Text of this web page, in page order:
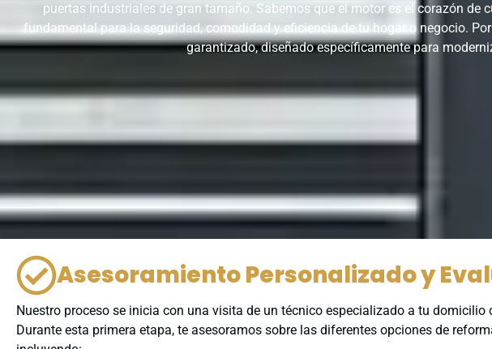
puertas industriales de gran tamaño. Sabemos que el motor es el corazón
fundamental para la seguridad, comodidad y eficiencia de tu hogar o negocio.
garantizado, diseñado específicamente para
Asesoramiento Personalizado y
Nuestro proceso se inicia con una visita de un técnico especializado a tu
Durante esta primera etapa, te asesoramos sobre las diferentes opciones de